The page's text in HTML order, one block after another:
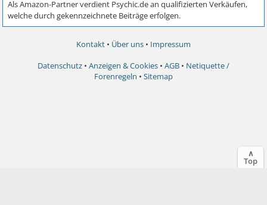
Kontakt • Über uns • Impressum
Datenschutz • Anzeigen & Cookies • AGB • Netiquette /
Forenregeln • Sitemap
∧
Top